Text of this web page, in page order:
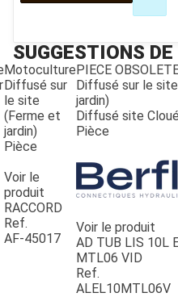
QUAD
SUGGESTIONS
Motoculture
Diffusé sur
le site
(Ferme et
jardin)
Pièce
Voir le
produit
RACCORD
Ref.
AF-45017
PIECE
Diffusé sur le
jardin)
Diffusé site
Pièce
Voir le produit
AD TUB LIS 10L
MTL06 VID
Ref.
ALEL10MTL06V